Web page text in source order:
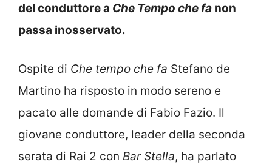
del conduttore a Che Tempo che fa non
passa inosservato.
Ospite di Che tempo che fa Stefano de
Martino ha risposto in modo sereno e
pacato alle domande di Fabio Fazio. Il
giovane conduttore, leader della seconda
serata di Rai 2 con Bar Stella, ha parlato